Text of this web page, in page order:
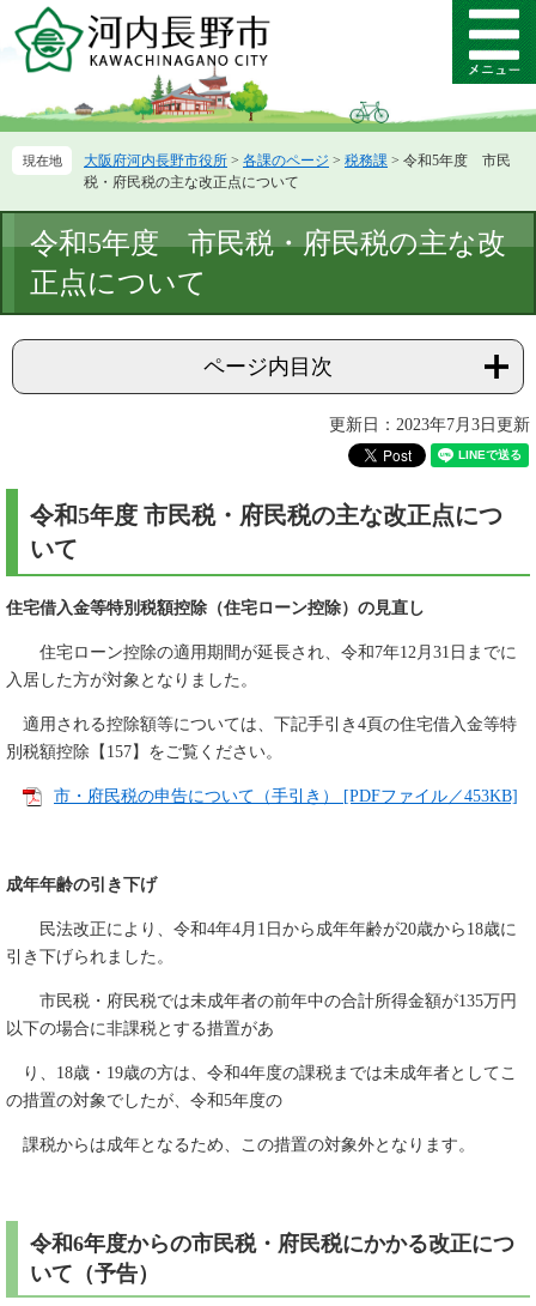
ー
先
ニ
を
て
メ
ニ
ー
大阪府河内長野市役所 > 各課のページ > 税務課 > 令和5年度 市民
税・府民税の主な改正点について
文
令和5年度 市民税・府民税の主な改
正点について
ページ内目次
更新日：2023年7月3日更新
令和5年度 市民税・府民税の主な改正点につ
いて
住宅借入金等特別税額控除（住宅ローン控除）の見直し
住宅ローン控除の適用期間が延長され、令和7年12月31日までに
入居した方が対象となりました。
適用される控除額等については、下記手引き4頁の住宅借入金等特
別税額控除【157】をご覧ください。
市・府民税の申告について（手引き） [PDFファイル／453KB]
成年年齢の引き下げ
民法改正により、令和4年4月1日から成年年齢が20歳から18歳に
引き下げられました。
市民税・府民税では未成年者の前年中の合計所得金額が135万円
以下の場合に非課税とする措置があ
り、18歳・19歳の方は、令和4年度の課税までは未成年者としてこ
の措置の対象でしたが、令和5年度の
課税からは成年となるため、この措置の対象外となります。
令和6年度からの市民税・府民税にかかる改正につ
いて（予告）